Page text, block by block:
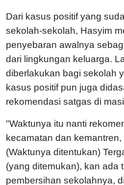
Dari kasus positif yang
sekolah-sekolah, Hasyim
penyebaran awalnya
dari lingkungan keluarga.
diberlakukan bagi sekolah
kasus positif pun juga
rekomendasi satgas di
"Waktunya itu nanti
kecamatan dan
(Waktunya ditentukan)
(yang ditemukan), kan ada
pembersihan sekolahnya,